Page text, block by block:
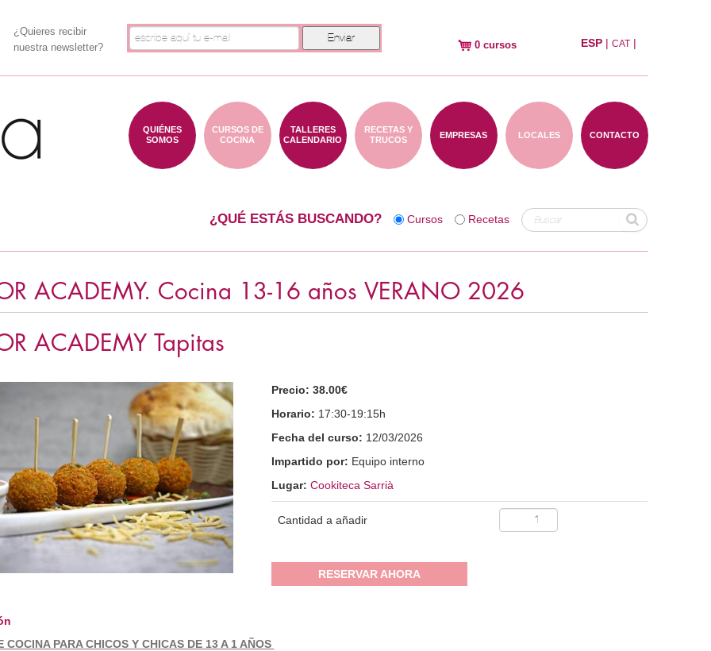
¿Quieres recibir
nuestra newsletter?
0 cursos ESP| CAT|
CONTACTO
LOCALES
EMPRESAS
RECETAS Y
TRUCOS
TALLERES
CALENDARIO
CURSOS DE
COCINA
QUIÉNES
SOMOS
Recetas
Cursos
¿QUÉ ESTÁS BUSCANDO?
ACADEMY. Cocina 13-16 años VERANO 2026
ACADEMY Tapitas
Precio:38.00€
Horario: 17:30-19:15h
Fecha del curso: 12/03/2026
Impartido por: Equipo interno
Lugar:Cookiteca Sarrià
Cantidad a añadir
RESERVAR AHORA
COCINA PARA CHICOS Y CHICAS DE 13 A 1 AÑOS